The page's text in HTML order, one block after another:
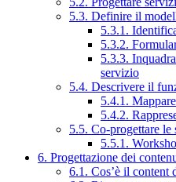
5.3. Definire il
5.3.1.
5.3.2.
5.3.3.
servizio
5.4. Descrivere il
5.4.1.
5.4.2.
5.5. Co-progettare le
5.5.1.
6. Progettazione dei
6.1. Cos’è il content